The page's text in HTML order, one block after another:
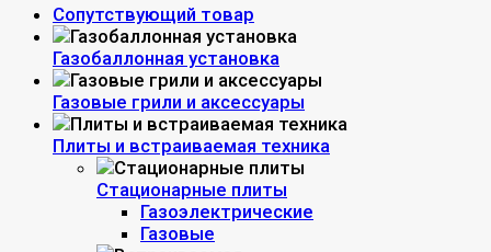
Сопутствующий товар
Газобаллонная установка
Газовые грили и аксессуары
Плиты и встраиваемая техника
Стационарные плиты
Газоэлектрические
Газовые